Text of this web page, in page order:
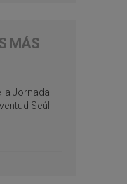
MÁS
la Jornada
Seúl